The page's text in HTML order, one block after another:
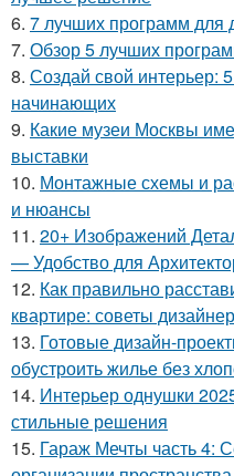
6. 7 лучших программ для
7. Обзор 5 лучших
8. Создай свой интерьер:
начинающих
9. Какие музеи Москвы
выставки
10. Монтажные схемы и
и нюансы
11. 20+ Изображений
— Удобство для
12. Как правильно
квартире: советы
13. Готовые дизайн-
обустроить жилье без
14. Интерьер однушки
стильные решения
15. Гараж Мечты часть 4: